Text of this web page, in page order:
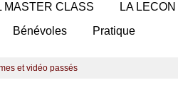
MASTER CLASS
LA
Bénévoles Pratique
et vidéo passés